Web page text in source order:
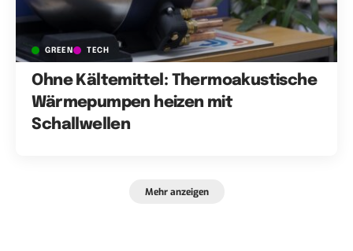
GREEN TECH
Ohne Kältemittel: Thermoakustische
Wärmepumpen heizen mit
Schallwellen
Mehr anzeigen